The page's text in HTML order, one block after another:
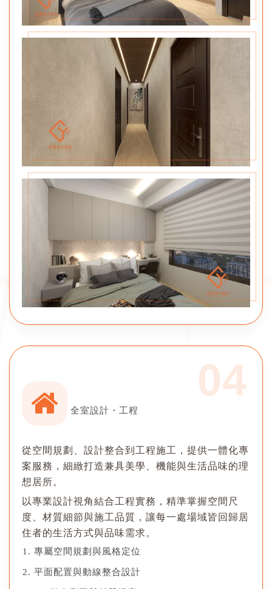
全室設計・工程
從空間規劃、設計整合到工程施工，提供一體化專
案服務，細緻打造兼具美學、機能與生活品味的理
想居所。
以專業設計視角結合工程實務，精準掌握空間尺
度、材質細節與施工品質，讓每一處場域皆回歸居
住者的生活方式與品味需求。
專屬空間規劃與風格定位
平面配置與動線整合設計
04